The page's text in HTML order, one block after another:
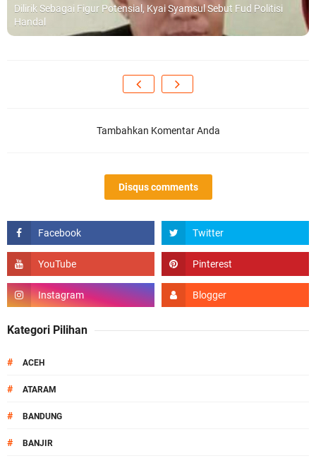
Dilirik Sebagai Figur Potensial, Kyai Syamsul Sebut Fud Politisi
Handal
Tambahkan Komentar Anda
Disqus comments
Kategori Pilihan
# ACEH
# ATARAM
# BANDUNG
# BANJIR